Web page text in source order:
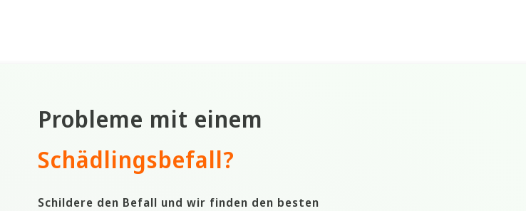
Probleme mit einem
Schädlingsbefall?
Schildere den Befall und wir finden den besten